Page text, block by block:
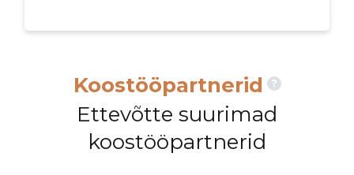
Koostööpartnerid ?
Ettevõtte suurimad
koostööpartnerid